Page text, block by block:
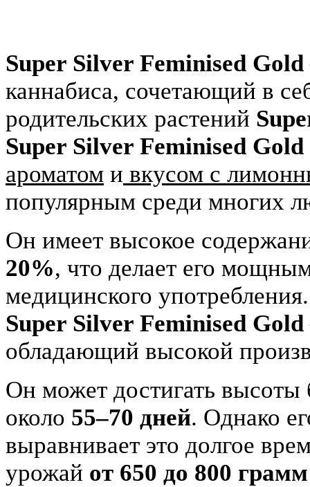
Super Silver Feminised Gold
каннабиса, сочетающий в
родительских растений
Super Silver Feminised Gold
ароматом и вкусом с
популярным среди многих
Он имеет высокое
20%, что делает его
медицинского употребления.
Super Silver Feminised Gold
обладающий высокой
Он может достигать высоты
около 55–70 дней. Однако
выравнивает это долгое
урожай от 650 до 800 грамм